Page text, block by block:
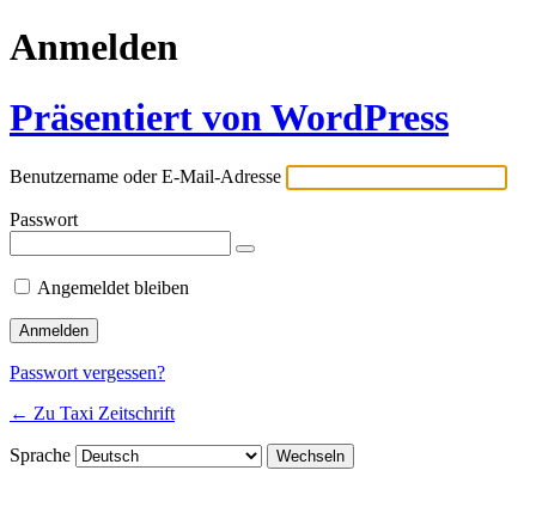
Anmelden
Präsentiert von WordPress
Benutzername oder E-Mail-Adresse
Passwort
Angemeldet bleiben
Passwort vergessen?
← Zu Taxi Zeitschrift
Sprache